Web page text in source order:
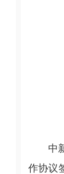
中新
作协议